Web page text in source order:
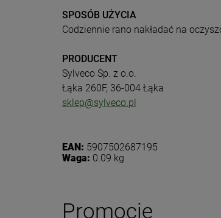
SPOSÓB UŻYCIA
Codziennie rano nakładać na
PRODUCENT
Sylveco Sp. z o.o.
Łąka 260F, 36-004 Łąka
sklep@sylveco.pl
EAN: 5907502687195
Waga: 0.09 kg
Promocje